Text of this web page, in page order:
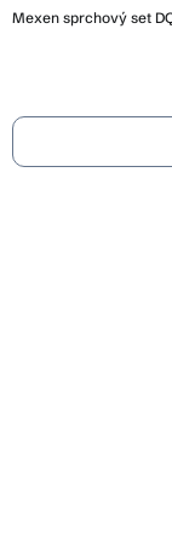
Mexen sprchový set